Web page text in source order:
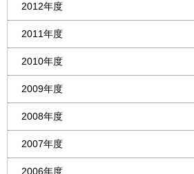
2012年度
2011年度
2010年度
2009年度
2008年度
2007年度
2006年度